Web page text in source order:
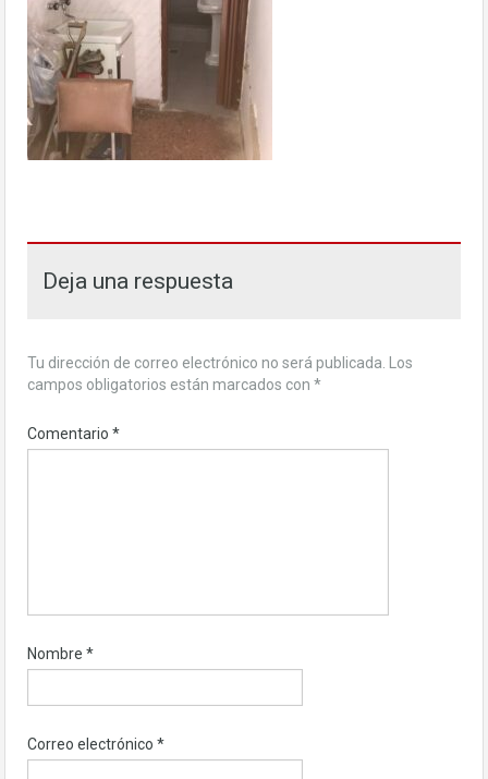
Deja una respuesta
Tu dirección de correo electrónico no será publicada.
Los
campos obligatorios están marcados con *
Comentario *
Nombre *
Correo electrónico *